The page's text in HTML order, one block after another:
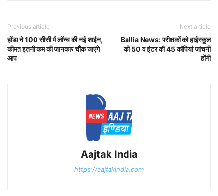
Previous article
होंडा ने 100 सीसी में लॉन्च की नई शाईन,
कीमत इतनी कम की जानकार चौंक जाएंगे
आप
Next article
Ballia News: परीक्षकों को हाईस्कूल
की 50 व इंटर की 45 कॉपियां जांचनी
होंगी
Aajtak India
https://aajtakindia.com